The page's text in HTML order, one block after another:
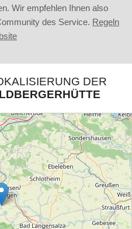
Wir empfehlen Ihnen also
des Service. Regeln
DER